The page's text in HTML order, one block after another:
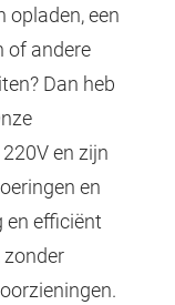
opladen, een
of andere
Dan heb
en zijn
en
en efficiënt
zonder